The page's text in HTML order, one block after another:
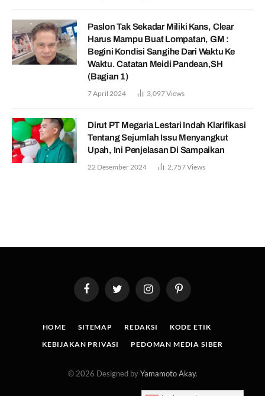
Paslon Tak Sekadar Miliki Kans, Clear
Harus Mampu Buat Lompatan, GM :
Begini Kondisi Sangihe Dari Waktu Ke
Waktu. Catatan Meidi Pandean,SH
(Bagian 1)
7 April 2024 3,097Views
Dirut PT Megaria Lestari Indah Klarifikasi
Tentang Sejumlah Issu Menyangkut
Upah, Ini Penjelasan Di Sampaikan
22 Desember 2024 2,757Views
FacebookTwitter InstagramPinterest
HOME SITEMAP REDAKSI
KODE ETIK
KEBIJAKAN PRIVASI
PEDOMAN MEDIA SIBER
© 2026 Designed byYamamoto Akay.